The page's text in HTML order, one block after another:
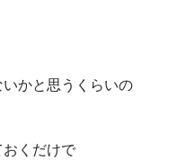
かと思うくらいの
くだけで